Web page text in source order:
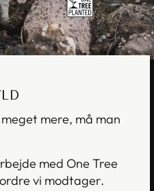
mere, må man
med One Tree
vi modtager.